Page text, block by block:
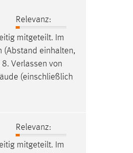
Relevanz:
mitgeteilt. Im
(Abstand einhalten,
Verlassen von
(einschließlich
Relevanz:
mitgeteilt. Im